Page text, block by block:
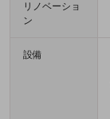
リノベーショ
ン
設備